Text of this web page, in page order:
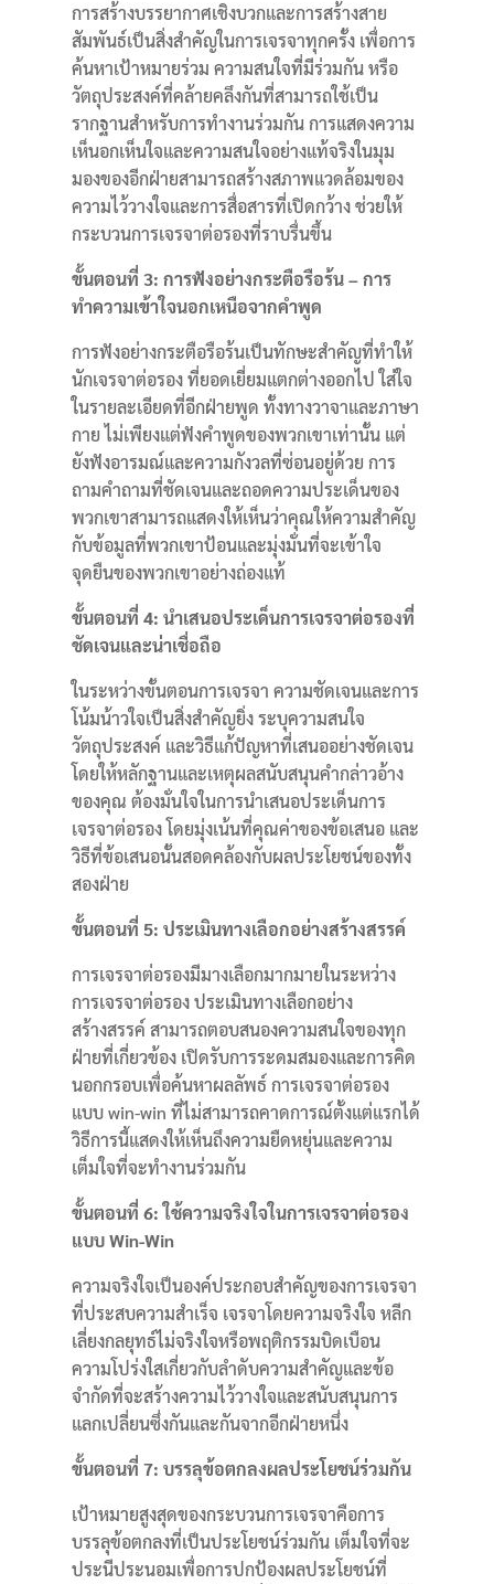
การสร้างบรรยากาศเชิงบวกและการสร้างสาย
สัมพันธ์เป็นสิ่งสำคัญในการเจรจาทุกครั้ง เพื่อการ
ค้นหาเป้าหมายร่วม ความสนใจที่มีร่วมกัน หรือ
วัตถุประสงค์ที่คล้ายคลึงกันที่สามารถใช้เป็น
รากฐานสำหรับการทำงานร่วมกัน การแสดงความ
เห็นอกเห็นใจและความสนใจอย่างแท้จริงในมุม
มองของอีกฝ่ายสามารถสร้างสภาพแวดล้อมของ
ความไว้วางใจและการสื่อสารที่เปิดกว้าง ช่วยให้
กระบวนการเจรจาต่อรองที่ราบรื่นขึ้น
ขั้นตอนที่ 3: การฟังอย่างกระตือรือร้น – การ
ทำความเข้าใจนอกเหนือจากคำพูด
การฟังอย่างกระตือรือร้นเป็นทักษะสำคัญที่ทำให้
นักเจรจาต่อรอง ที่ยอดเยี่ยมแตกต่างออกไป ใส่ใจ
ในรายละเอียดที่อีกฝ่ายพูด ทั้งทางวาจาและภาษา
กาย ไม่เพียงแต่ฟังคำพูดของพวกเขาเท่านั้น แต่
ยังฟังอารมณ์และความกังวลที่ซ่อนอยู่ด้วย การ
ถามคำถามที่ชัดเจนและถอดความประเด็นของ
พวกเขาสามารถแสดงให้เห็นว่าคุณให้ความสำคัญ
กับข้อมูลที่พวกเขาป้อนและมุ่งมั่นที่จะเข้าใจ
จุดยืนของพวกเขาอย่างถ่องแท้
ขั้นตอนที่ 4: นำเสนอประเด็นการเจรจาต่อรองที่
ชัดเจนและน่าเชื่อถือ
ในระหว่างขั้นตอนการเจรจา ความชัดเจนและการ
โน้มน้าวใจเป็นสิ่งสำคัญยิ่ง ระบุความสนใจ
วัตถุประสงค์ และวิธีแก้ปัญหาที่เสนออย่างชัดเจน
โดยให้หลักฐานและเหตุผลสนับสนุนคำกล่าวอ้าง
ของคุณ ต้องมั่นใจในการนำเสนอประเด็นการ
เจรจาต่อรอง โดยมุ่งเน้นที่คุณค่าของข้อเสนอ และ
วิธีที่ข้อเสนอนั้นสอดคล้องกับผลประโยชน์ของทั้ง
สองฝ่าย
ขั้นตอนที่ 5: ประเมินทางเลือกอย่างสร้างสรรค์
การเจรจาต่อรองมีมางเลือกมากมายในระหว่าง
การเจรจาต่อรอง ประเมินทางเลือกอย่าง
สร้างสรรค์ สามารถตอบสนองความสนใจของทุก
ฝ่ายที่เกี่ยวข้อง เปิดรับการระดมสมองและการคิด
นอกกรอบเพื่อค้นหาผลลัพธ์ การเจรจาต่อรอง
แบบ win-win ที่ไม่สามารถคาดการณ์ตั้งแต่แรกได้
วิธีการนี้แสดงให้เห็นถึงความยืดหยุ่นและความ
เต็มใจที่จะทำงานร่วมกัน
ขั้นตอนที่ 6: ใช้ความจริงใจในการเจรจาต่อรอง
แบบ Win-Win
ความจริงใจเป็นองค์ประกอบสำคัญของการเจรจา
ที่ประสบความสำเร็จ เจรจาโดยความจริงใจ หลีก
เลี่ยงกลยุทธ์ไม่จริงใจหรือพฤติกรรมบิดเบือน
ความโปร่งใสเกี่ยวกับลำดับความสำคัญและข้อ
จำกัดที่จะสร้างความไว้วางใจและสนับสนุนการ
แลกเปลี่ยนซึ่งกันและกันจากอีกฝ่ายหนึ่ง
ขั้นตอนที่ 7: บรรลุข้อตกลงผลประโยชน์ร่วมกัน
เป้าหมายสูงสุดของกระบวนการเจรจาคือการ
บรรลุข้อตกลงที่เป็นประโยชน์ร่วมกัน เต็มใจที่จะ
ประนีประนอมเพื่อการปกป้องผลประโยชน์ที่